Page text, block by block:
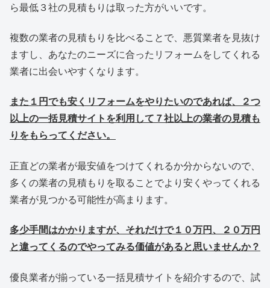
ら最低３社の見積もりは取った方がいいです。
複数の業者の見積もりを比べることで、悪質業者を見抜け
ますし、あなたのニーズに合ったリフォームをしてくれる
業者に出会いやすくなります。
また１円でも安くリフォームをやりたいのであれば、２つ
以上の一括見積サイトを利用して７社以上の業者の見積も
りをもらってください。
正直どの業者が最安値をつけてくれるか分からないので、
多くの業者の見積もりを取ることでより安くやってくれる
業者が見つかる可能性が高まります。
多少手間はかかりますが、それだけで１０万円、２０万円
と違ってくるのでやってみる価値があると思いませんか？
優良業者が揃っている一括見積サイトを紹介するので、試